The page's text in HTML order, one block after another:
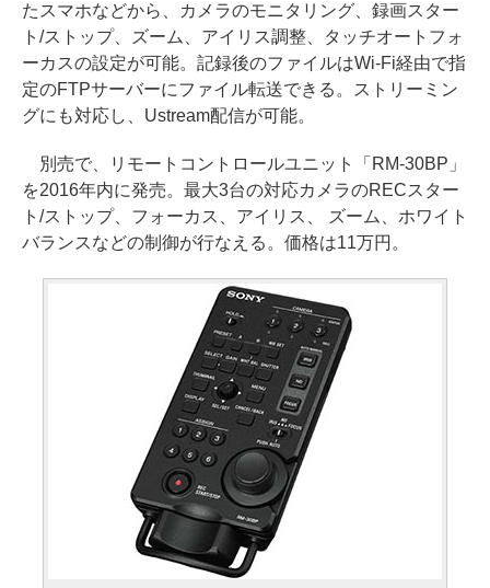
たスマホなどから、カメラのモニタリング、録画スター
ト/ストップ、ズーム、アイリス調整、タッチオートフォ
ーカスの設定が可能。記録後のファイルはWi-Fi経由で指
定のFTPサーバーにファイル転送できる。ストリーミン
グにも対応し、Ustream配信が可能。
別売で、リモートコントロールユニット「RM-30BP」
を2016年内に発売。最大3台の対応カメラのRECスター
ト/ストップ、フォーカス、アイリス、 ズーム、ホワイト
バランスなどの制御が行なえる。価格は11万円。